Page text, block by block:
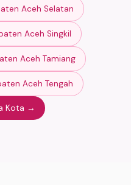
Aceh Selatan
Aceh Singkil
Aceh Tamiang
Aceh Tengah
Kota →